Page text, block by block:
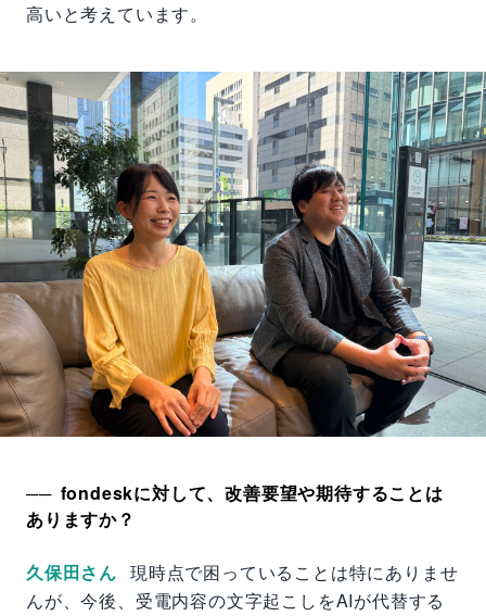
高いと考えています。
fondeskに対して、改善要望や期待することは
ありますか？
久保田さん 現時点で困っていることは特にありませ
んが、今後、受電内容の文字起こしをAIが代替する